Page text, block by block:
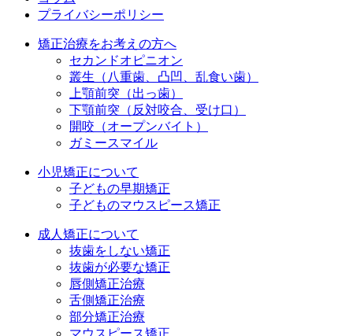
プライバシーポリシー
矯正治療をお考えの方へ
セカンドオピニオン
叢生（八重歯、凸凹、乱食い歯）
上顎前突（出っ歯）
下顎前突（反対咬合、受け口）
開咬（オープンバイト）
ガミースマイル
小児矯正について
子どもの早期矯正
子どものマウスピース矯正
成人矯正について
抜歯をしない矯正
抜歯が必要な矯正
唇側矯正治療
舌側矯正治療
部分矯正治療